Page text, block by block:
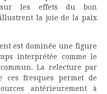
les effets du bon
la joie de la paix
est dominée une figure
interprétée comme le
La relecture par
ces fresques permet de
antérieurement à